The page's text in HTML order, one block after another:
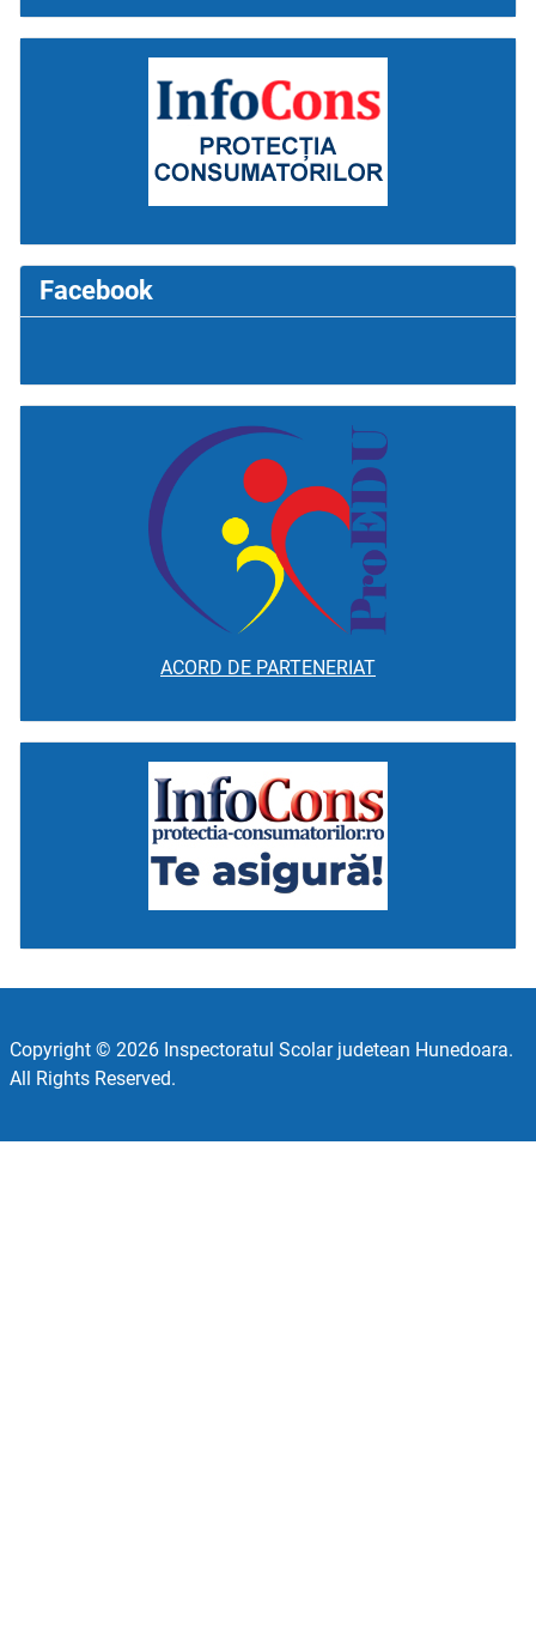
Facebook
ACORD DE PARTENERIAT
Copyright © 2026 Inspectoratul Scolar judetean Hunedoara.
All Rights Reserved.